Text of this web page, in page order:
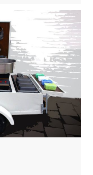
De functie van Concertzaal wordt vervuld door het Muziekgebouw. Het Muziekgebouw ontvangt in 2017 subsidie…
De Ontdekfabriek (2009) profileert zich als science center, creatief centrum en techniekmuseum. Kinderen en jongeren…